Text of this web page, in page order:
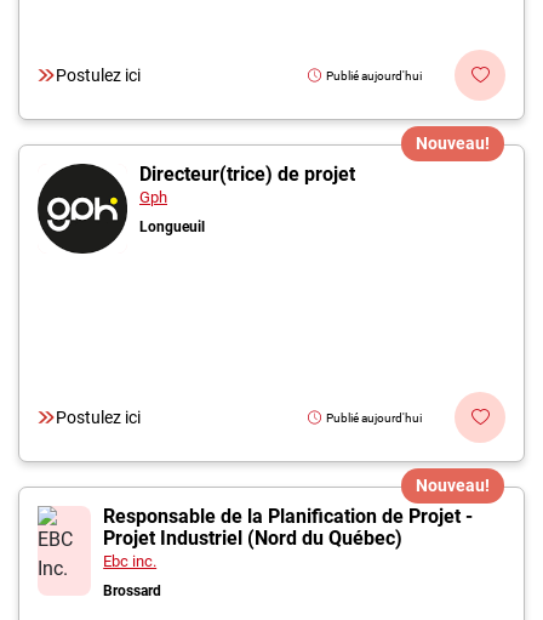
Postulez ici Publié aujourd'hui
Nouveau!
Directeur(trice) de projet
Gph
Longueuil
Postulez ici Publié aujourd'hui
Nouveau!
Responsable de la Planification de Projet -
Projet Industriel (Nord du Québec)
Ebc inc.
Brossard